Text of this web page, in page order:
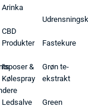
Arinka
CBD
Produkter
Isposer &
Kølespray
Ledsalve
Fastekure
Grøn te-
ekstrakt
Green